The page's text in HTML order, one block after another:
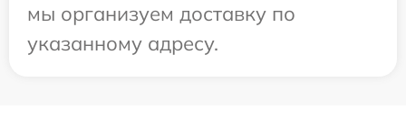
мы организуем доставку по
указанному адресу.